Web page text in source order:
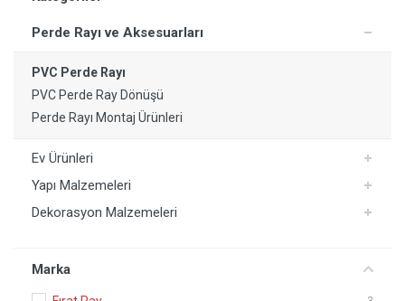
Perde Rayı ve Aksesuarları
PVC Perde Rayı
PVC Perde Ray Dönüşü
Perde Rayı Montaj Ürünleri
Ev Ürünleri
Yapı Malzemeleri
Dekorasyon Malzemeleri
Marka